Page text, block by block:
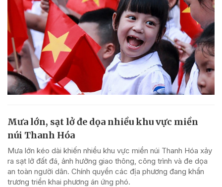
Mưa lớn, sạt lở đe dọa nhiều khu vực miền
núi Thanh Hóa
Mưa lớn kéo dài khiến nhiều khu vực miền núi Thanh Hóa xảy
ra sạt lở đất đá, ảnh hưởng giao thông, công trình và đe dọa
an toàn người dân. Chính quyền các địa phương đang khẩn
trương triển khai phương án ứng phó.